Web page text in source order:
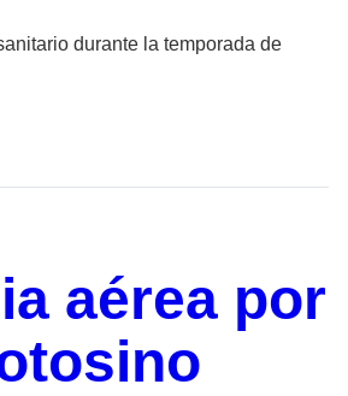
durante la temporada de
aérea por